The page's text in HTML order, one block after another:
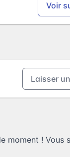
Voir
Laisser
moment ! Vous